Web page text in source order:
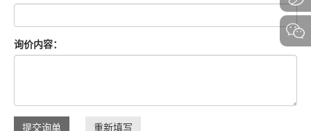
询价内容：
提交询单 重新填写